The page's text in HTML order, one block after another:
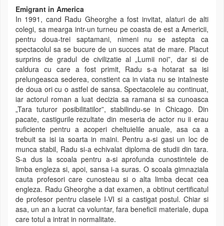
Emigrant in America
In 1991, cand Radu Gheorghe a fost invitat, alaturi de alti
colegi, sa mearga intr-un turneu pe coasta de est a Americii,
pentru doua-trei saptamani, nimeni nu se astepta ca
spectacolul sa se bucure de un succes atat de mare. Placut
surprins de gradul de civilizatie al „Lumii noi”, dar si de
caldura cu care a fost primit, Radu s-a hotarat sa isi
prelungeasca sederea, constient ca in viata nu se intalneste
de doua ori cu o astfel de sansa. Spectacolele au continuat,
iar actorul roman a luat decizia sa ramana si sa cunoasca
„Tara tuturor posibilitatilor”, stabilindu-se in Chicago. Din
pacate, castigurile rezultate din meseria de actor nu ii erau
suficiente pentru a acoperi cheltuielile anuale, asa ca a
trebuit sa isi ia soarta in maini. Pentru a-si gasi un loc de
munca stabil, Radu si-a echivalat diploma de studii din tara.
S-a dus la scoala pentru a-si aprofunda cunostintele de
limba engleza si, apoi, sansa i-a suras. O scoala gimnaziala
cauta profesori care cunosteau si o alta limba decat cea
engleza. Radu Gheorghe a dat examen, a obtinut certificatul
de profesor pentru clasele I-VI si a castigat postul. Chiar si
asa, un an a lucrat ca voluntar, fara beneficii materiale, dupa
care totul a intrat in normalitate.